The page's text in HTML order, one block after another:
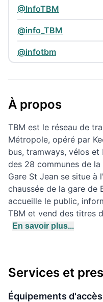
@InfoTBM
@info_TBM
@infotbm
À propos
TBM est le réseau de
Métropole, opéré par
bus, tramways, vélos et
des 28 communes de
Gare St Jean se situe
chaussée de la gare de
accueille le public,
TBM et vend des titres
En savoir plus...
Services et
Équipements d'accès